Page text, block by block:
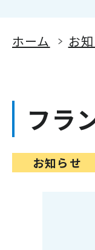
ホーム お
フラ
お知らせ